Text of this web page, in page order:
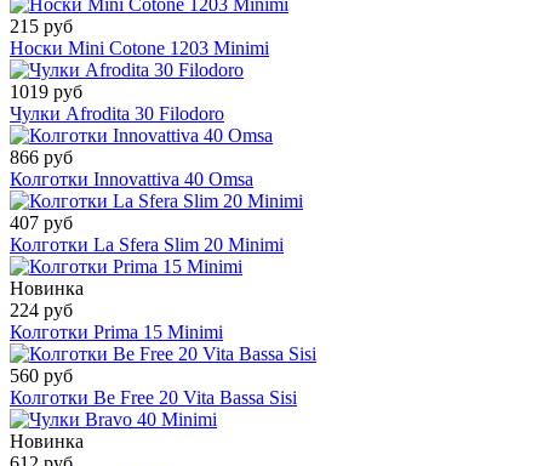
215 руб
Носки Mini Cotone 1203 Minimi
1019 руб
Чулки Afrodita 30 Filodoro
866 руб
Колготки Innovattiva 40 Omsa
407 руб
Колготки La Sfera Slim 20 Minimi
Новинка
224 руб
Колготки Prima 15 Minimi
560 руб
Колготки Be Free 20 Vita Bassa Sisi
Новинка